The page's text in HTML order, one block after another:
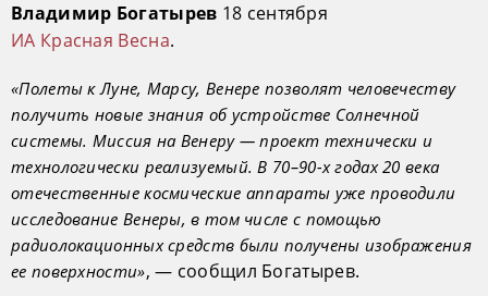
Владимир Богатырев 18 сентября
ИА Красная Весна.
«Полеты к Луне, Марсу, Венере позволят человечеству
получить новые знания об устройстве Солнечной
системы. Миссия на Венеру — проект технически и
технологически реализуемый. В 70–90-х годах 20 века
отечественные космические аппараты уже проводили
исследование Венеры, в том числе с помощью
радиолокационных средств были получены изображения
ее поверхности», — сообщил Богатырев.